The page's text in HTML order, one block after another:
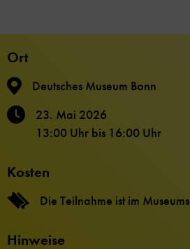
Ort
Deutsches Museum Bonn
23. Mai 2026
13:00 Uhr bis 16:00 Uhr
Kosten
Die Teilnahme ist im
Hinweise